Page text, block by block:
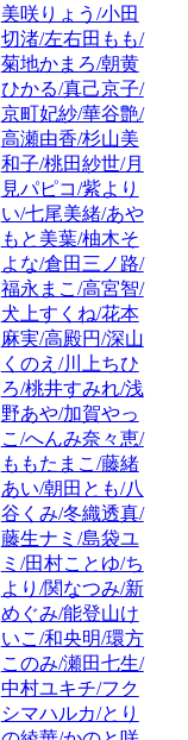
美咲りょう/小田
切渚/左右田もも/
菊地かまろ/朝黄
ひかる/真己京子/
京町妃紗/華谷艶/
高瀬由香/杉山美
和子/桃田紗世/月
見パピコ/紫より
い/七尾美緒/あや
もと美葉/柚木そ
よな/倉田三ノ路/
福永まこ/高宮智/
犬上すくね/花本
麻実/高殿円/深山
くのえ/川上ちひ
ろ/桃井すみれ/浅
野あや/加賀やっ
こ/へんみ奈々恵/
ももたまこ/藤緒
あい/朝田とも/八
谷くみ/冬織透真/
藤生ナミ/島袋ユ
ミ/田村ことゆ/ち
より/関なつみ/新
めぐみ/能登山け
いこ/和央明/環方
このみ/瀬田七生/
中村ユキチ/フク
シマハルカ/とり